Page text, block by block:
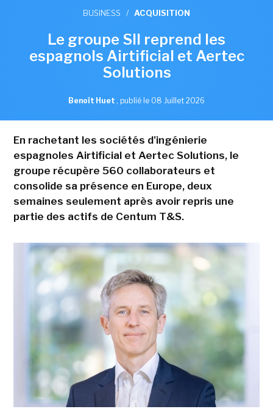
BUSINESS / ACQUISITION
Le groupe SII reprend les
espagnols Airtificial et Aertec
Solutions
Benoît Huet , publié le 08 Juillet 2026
En rachetant les sociétés d'ingénierie
espagnoles Airtificial et Aertec Solutions, le
groupe récupère 560 collaborateurs et
consolide sa présence en Europe, deux
semaines seulement après avoir repris une
partie des actifs de Centum T&S.